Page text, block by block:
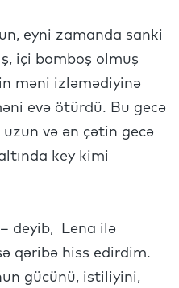
eyni zamanda sanki
içi bomboş olmuş
məni izləmədiyinə
evə ötürdü. Bu gecə
uzun və ən çətin gecə
key kimi
deyib, Lena ilə
qəribə hiss edirdim.
gücünü, istiliyini,